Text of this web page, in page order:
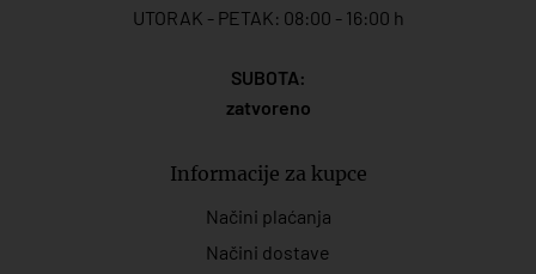
UTORAK - PETAK: 08:00 - 16:00 h
SUBOTA:
zatvoreno
Informacije za kupce
Načini plaćanja
Načini dostave